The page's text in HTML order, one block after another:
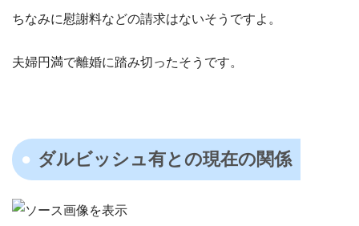
ちなみに慰謝料などの請求はないそうですよ。
夫婦円満で離婚に踏み切ったそうです。
ダルビッシュ有との現在の関係